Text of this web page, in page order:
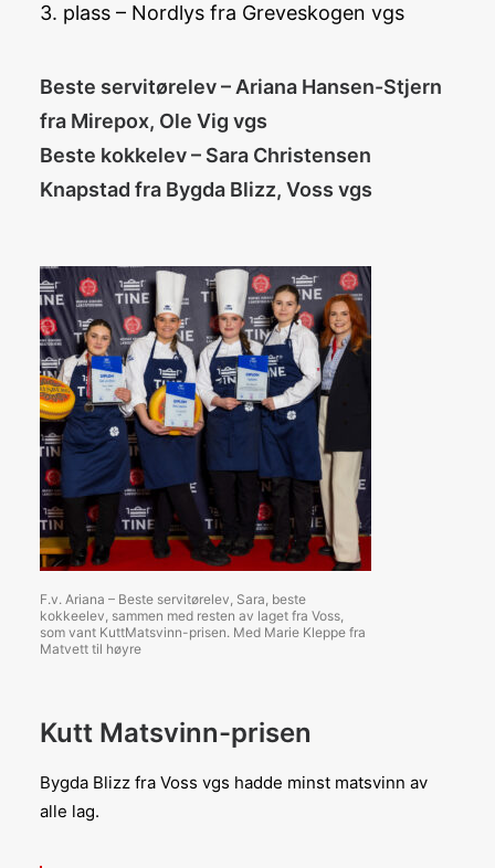
3. plass – Nordlys fra Greveskogen vgs
Beste servitørelev – Ariana Hansen-Stjern
fra Mirepox, Ole Vig vgs
Beste kokkelev – Sara Christensen
Knapstad fra Bygda Blizz, Voss vgs
F.v. Ariana – Beste servitørelev, Sara, beste
kokkeelev, sammen med resten av laget fra Voss,
som vant KuttMatsvinn-prisen. Med Marie Kleppe fra
Matvett til høyre
Kutt Matsvinn-prisen
Bygda Blizz fra Voss vgs hadde minst matsvinn av
alle lag.